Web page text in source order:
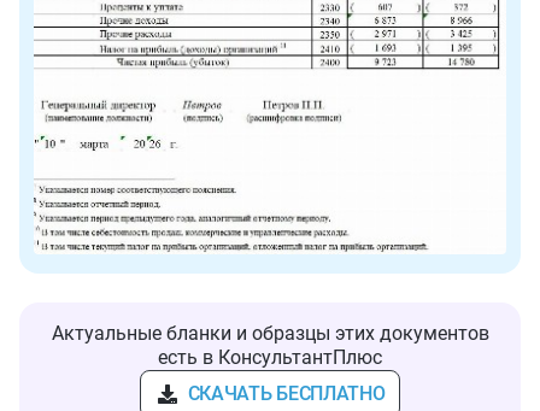
Актуальные бланки и образцы этих документов
есть в КонсультантПлюс
СКАЧАТЬ БЕСПЛАТНО